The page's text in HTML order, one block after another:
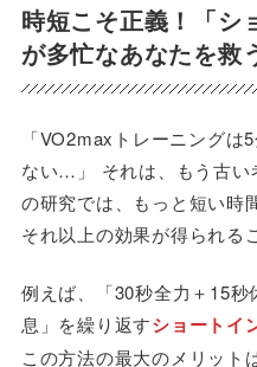
時短こそ正義！「シ
が多忙なあなたを救
「VO2maxトレーニング
ない…」 それは、もう古い
の研究では、もっと短い時
それ以上の効果が得られる
例えば、「30秒全力＋15
息」を繰り返すショートイ
この方法の最大のメリット